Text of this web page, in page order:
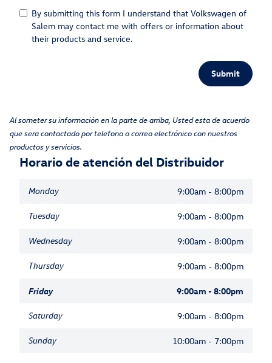
By submitting this form I understand that Volkswagen of
Salem may contact me with offers or information about
their products and service.
Submit
Al someter su información en la parte de arriba, Usted esta de acuerdo
que sera contactado por telefono o correo electrónico con nuestros
productos y servicios.
Horario de atención del Distribuidor
Monday 9:00am - 8:00pm
Tuesday 9:00am - 8:00pm
Wednesday 9:00am - 8:00pm
Thursday 9:00am - 8:00pm
Friday 9:00am - 8:00pm
Saturday 9:00am - 8:00pm
Sunday 10:00am - 7:00pm